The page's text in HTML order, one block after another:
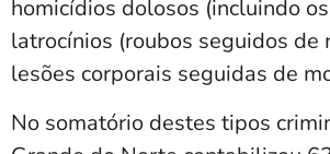
homicídios dolosos (incluindo
latrocínios (roubos seguidos de
lesões corporais seguidas de
No somatório destes tipos